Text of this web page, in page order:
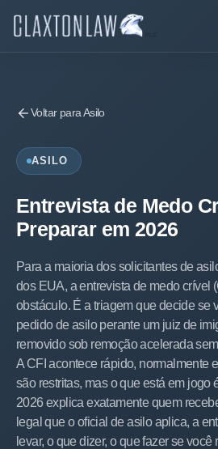
Voltar para Asilo
ASILO
Entrevista de Medo
Preparar em 2026
Para a maioria dos solicitantes de
dos EUA, a entrevista de medo crível
obstáculo. É a triagem que decide se
pedido de asilo perante um juiz de
removido sob remoção acelerada
A CFI acontece rápido, normalmente
são restritas, mas o que está em jogo
2026 explica exatamente quem
legal que o oficial de asilo aplica, a
levar, o que dizer, o que fazer se